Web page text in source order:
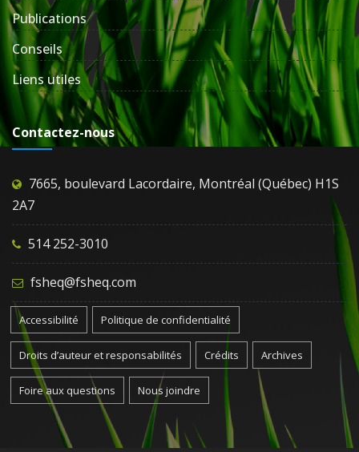
Publications
Conseils
Liens utiles
Contactez-nous
7665, boulevard Lacordaire, Montréal (Québec) H1S
2A7
514 252-3010
fsheq@fsheq.com
Accessibilité Politique de confidentialité
Droits d’auteur et responsabilités Crédits Archives
Foire aux questions Nous joindre